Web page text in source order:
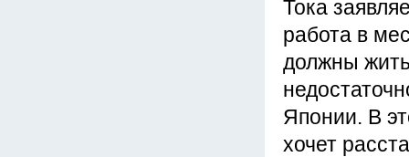
Тока
работа в
должны
Японии. В
хочет